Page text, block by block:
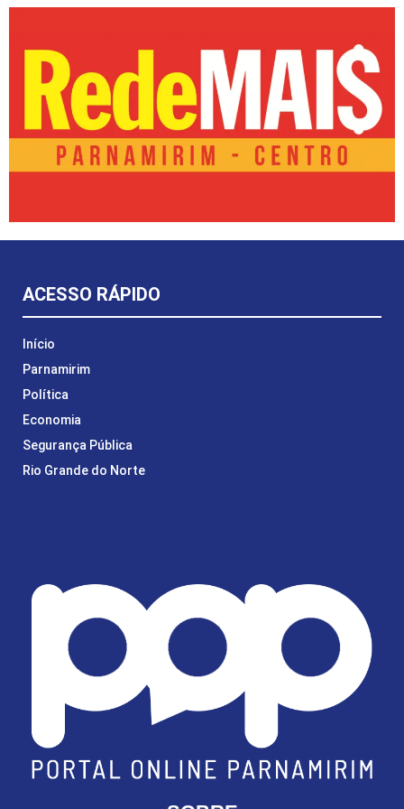
ACESSO RÁPIDO
Início
Parnamirim
Política
Economia
Segurança Pública
Rio Grande do Norte